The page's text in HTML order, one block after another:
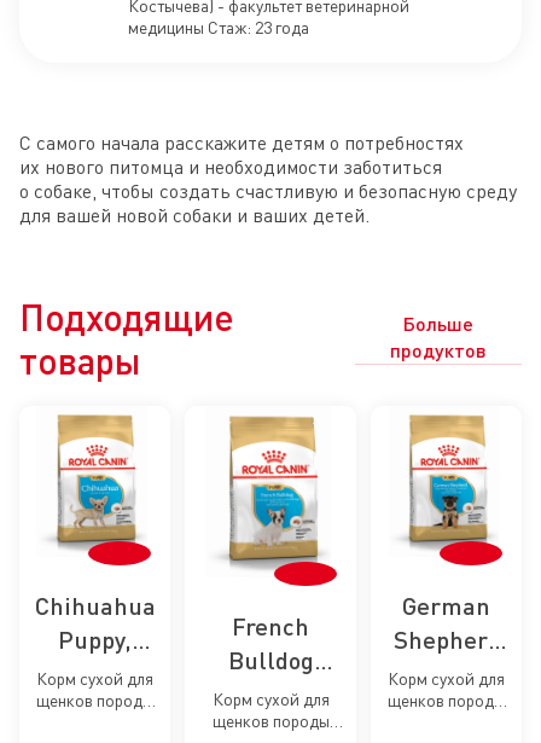
Костычева) - факультет ветеринарной
медицины Стаж: 23 года
С самого начала расскажите детям о потребностях
их нового питомца и необходимости заботиться
о собаке, чтобы создать счастливую и безопасную среду
для вашей новой собаки и ваших детей.
Подходящие
товары
Больше
продуктов
Chihuahua
Puppy,
сухой корм
для
Корм сухой для
щенков породы
French
Bulldog
Puppy, сухой
корм для
Корм сухой для
щенков породы
German
Shepherd
Puppy,
сухой корм
Корм сухой для
щенков породы